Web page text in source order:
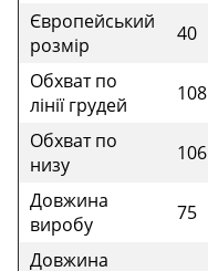
Європейський
розмір
40
Обхват по
лінії грудей
108
Обхват по
низу
106
Довжина
виробу
75
Довжина